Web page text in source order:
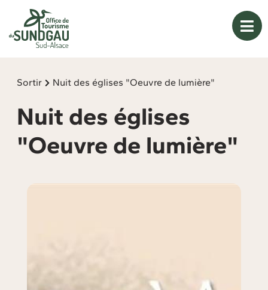
Sortir Nuit des églises "Oeuvre de lumière"
Nuit des églises
"Oeuvre de lumière"
Panneau de gestion des cookies